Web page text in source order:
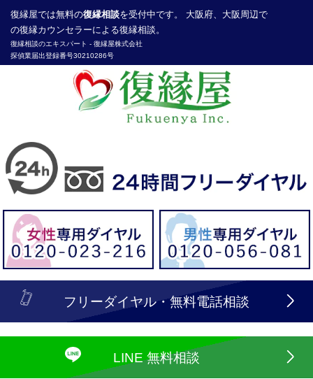
復縁屋では無料の復縁相談を受付中です。 大阪府、大阪周辺で
の復縁カウンセラーによる復縁相談。
復縁相談のエキスパート - 復縁屋株式会社
探偵業届出登録番号30210286号
フリーダイヤル・無料電話相談
LINE 無料相談